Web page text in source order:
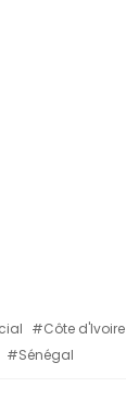
Côte d'Ivoire
Sénégal